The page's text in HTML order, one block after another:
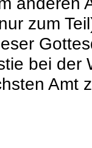
zum
bei der
Amt